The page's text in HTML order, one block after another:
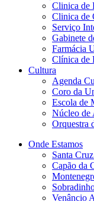
Clinica de
Clinica de
Serviço
Gabinete
Farmácia
Clínica de
Cultura
Agenda
Coro da
Escola de
Núcleo de
Orquestra
Onde Estamos
Santa
Capão da
Venâncio